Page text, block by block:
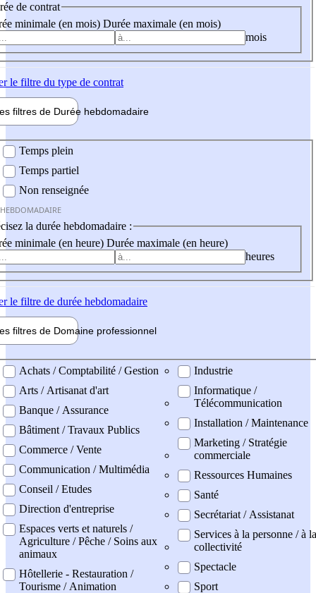
de contrat
minimale (en mois) Durée maximale (en mois)
mois
le filtre du type de contrat
filtres de Durée hebdomadaire
Temps plein
Temps partiel
Non renseignée
la durée hebdomadaire :
minimale (en heure) Durée maximale (en heure)
heures
le filtre de durée hebdomadaire
filtres de Domaine professionnel
professionel
Achats / Comptabilité / Gestion
Arts / Artisanat d'art
Banque / Assurance
Bâtiment / Travaux Publics
Commerce / Vente
Communication / Multimédia
Conseil / Etudes
Direction d'entreprise
Espaces verts et naturels /
Agriculture / Pêche / Soins aux
animaux
Hôtellerie - Restauration /
Tourisme / Animation
Industrie
Informatique /
Télécommunication
Installation / Maintenance
Marketing / Stratégie
commerciale
Ressources Humaines
Santé
Secrétariat / Assistanat
Services à la personne / à la
collectivité
Spectacle
Sport